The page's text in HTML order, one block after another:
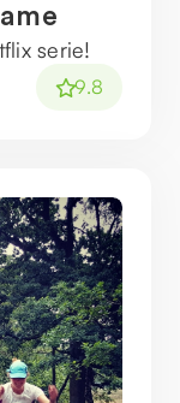
serie!
9.8